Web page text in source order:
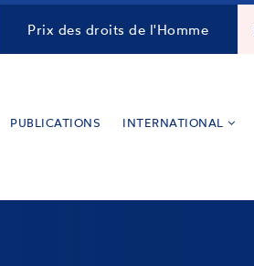
Prix des droits de l'Homme
PUBLICATIONS INTERNATIONAL